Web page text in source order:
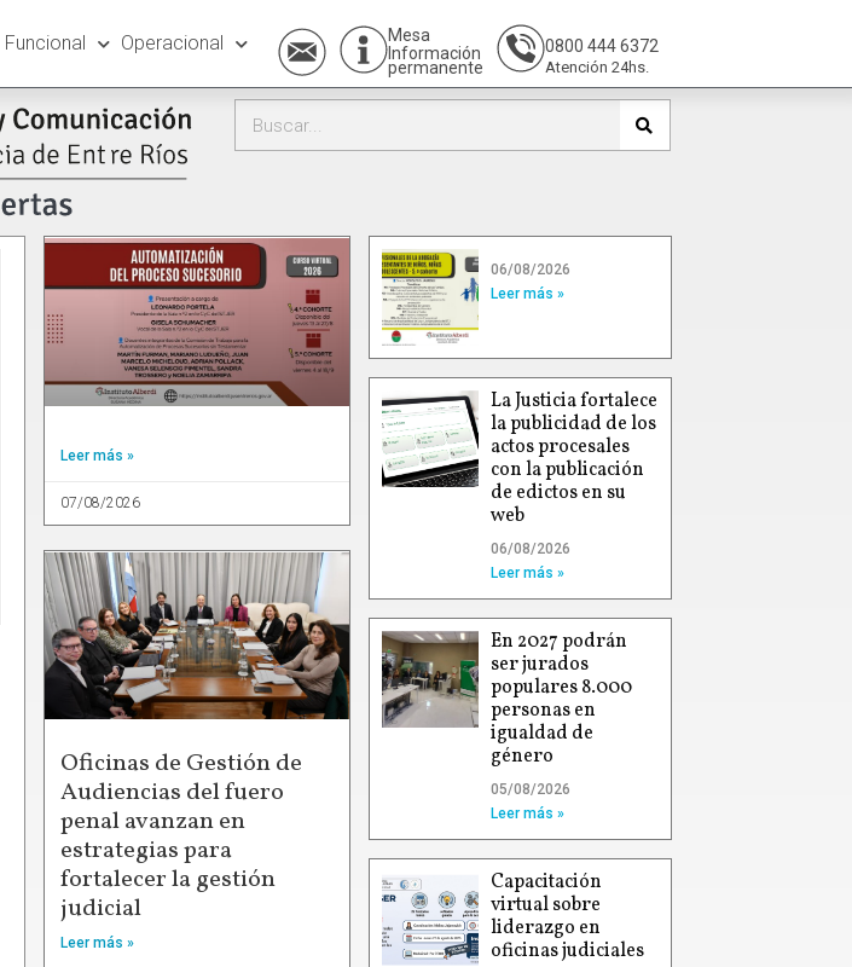
Funcional Operacional
Mesa
Información
permanente
0800 444 6372
Atención 24hs.
Leer más »
07/08/2026
Oficinas de Gestión de
Audiencias del fuero
penal avanzan en
estrategias para
fortalecer la gestión
judicial
Leer más »
06/08/2026
Leer más »
La Justicia fortalece
la publicidad de los
actos procesales
con la publicación
de edictos en su
web
06/08/2026
Leer más »
En 2027 podrán
ser jurados
populares 8.000
personas en
igualdad de
género
05/08/2026
Leer más »
Capacitación
virtual sobre
liderazgo en
oficinas judiciales